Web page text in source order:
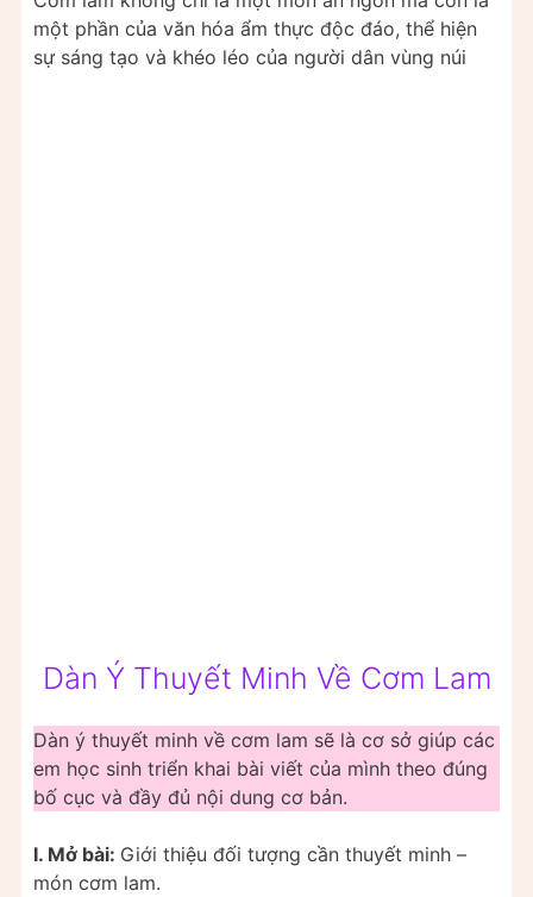
một phần của văn hóa ẩm thực độc đáo, thể hiện
sự sáng tạo và khéo léo của người dân vùng núi
Dàn Ý Thuyết Minh Về Cơm Lam
Dàn ý thuyết minh về cơm lam sẽ là cơ sở giúp các
em học sinh triển khai bài viết của mình theo đúng
bố cục và đầy đủ nội dung cơ bản.
I. Mở bài: Giới thiệu đối tượng cần thuyết minh –
món cơm lam.